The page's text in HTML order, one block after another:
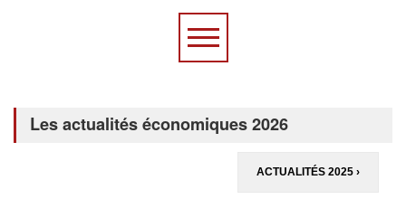
Les actualités économiques 2026
ACTUALITÉS 2025 ›